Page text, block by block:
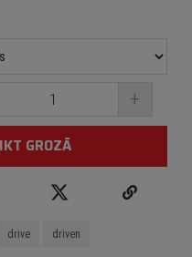
+
GROZĀ
drive driven